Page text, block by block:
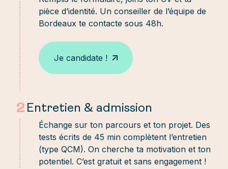
Manageur adjoint
Manageur d’une unité
pièce d’identité. Un conseiller de l’équipe de
Bordeaux te contacte sous 48h.
Je candidate !
2 Entretien & admission
Échange sur ton parcours et ton projet. Des
tests écrits de 45 min complètent l’entretien
(type QCM). On cherche ta motivation et ton
potentiel. C’est gratuit et sans engagement !